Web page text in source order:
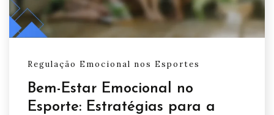
Regulação Emocional nos Esportes
Bem-Estar Emocional no
Esporte: Estratégias para a